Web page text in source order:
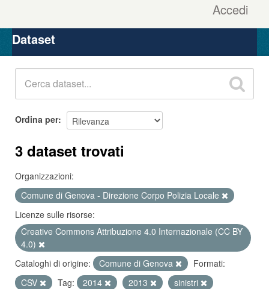
Accedi
Organizzazioni
Gruppi
Dataset
Ordina per
3 dataset trovati
Organizzazioni:
Comune di Genova - Direzione Corpo Polizia Locale
Licenze sulle risorse:
Creative Commons Attribuzione 4.0 Internazionale (CC BY
4.0)
Cataloghi di origine:
Comune di Genova
Formati:
CSV
Tag: 2014 2013
sinistri